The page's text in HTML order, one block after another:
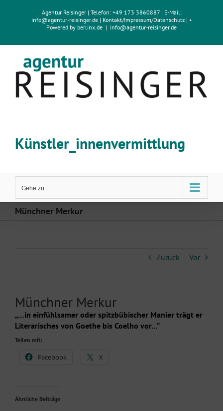
Agentur Reisinger| Telefon: +49 173 3860887 | E-Mail:
info@agentur-reisinger.de | Kontakt/Impressum/Datenschutz | •
Powered by berlinx.de | info@agentur-reisinger.de
Künstler_innenvermittlung
Gehe zu ...
Münchner Merkur
Zurück Vor
Münchner Merkur
„…in einfühlsamer oder spitzbübischer Manier trägt er
Literarisches von Goethe bis Coelho vor…“
Teilen mit:
Facebook X
Ähnliche Beiträge